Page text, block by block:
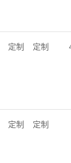
定制 定制
定制 定制